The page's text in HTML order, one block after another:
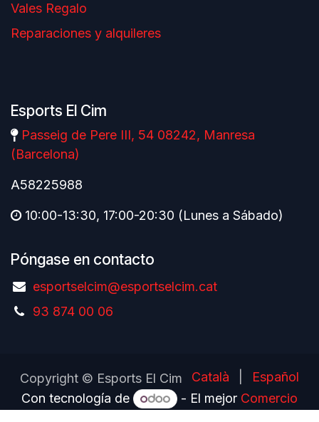
Vales Regalo
Reparaciones y alquileres
Esports El Cim
Passeig de Pere III, 54 08242, Manresa
(Barcelona)
A58225988
10:00-13:30, 17:00-20:30 (Lunes a Sábado)
Póngase en contacto
esportselcim@esportselcim.cat
93 874 00 06
Copyright © Esports El Cim Català
Español
Con tecnología de
- El mejor Comercio